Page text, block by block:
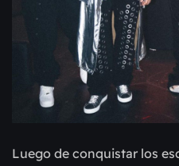
Luego de conquistar los